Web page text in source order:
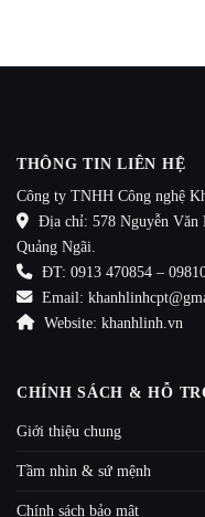
THÔNG TIN LIÊN HỆ
Công ty TNHH Công nghệ
Địa chỉ: 578 Nguyễn Văn
Quảng Ngãi.
ĐT: 0913 470854 –
Email:
Website: khanhlinh.vn
CHÍNH SÁCH & HỖ
Giới thiệu chung
Tầm nhìn & sứ mệnh
Chính sách bảo mật